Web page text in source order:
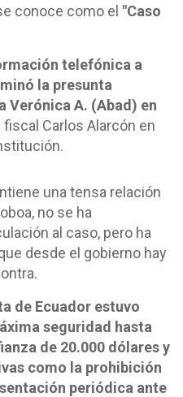
conoce como el "Caso
telefónica a
la presunta
Verónica A. (Abad) en
fiscal Carlos Alarcón en
una tensa relación
no se ha
al caso, pero ha
desde el gobierno hay
de Ecuador estuvo
seguridad hasta
de 20.000 dólares y
como la prohibición
periódica ante